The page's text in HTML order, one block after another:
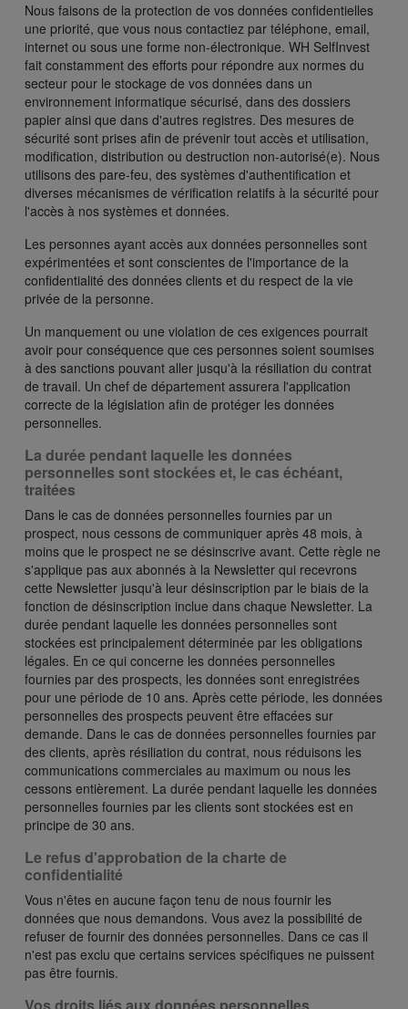
Nous faisons de la protection de vos données confidentielles
une priorité, que vous nous contactiez par téléphone, email,
internet ou sous une forme non-électronique. WH SelfInvest
fait constamment des efforts pour répondre aux normes du
secteur pour le stockage de vos données dans un
environnement informatique sécurisé, dans des dossiers
papier ainsi que dans d'autres registres. Des mesures de
sécurité sont prises afin de prévenir tout accès et utilisation,
modification, distribution ou destruction non-autorisé(e). Nous
utilisons des pare-feu, des systèmes d'authentification et
diverses mécanismes de vérification relatifs à la sécurité pour
l'accès à nos systèmes et données.
Les personnes ayant accès aux données personnelles sont
expérimentées et sont conscientes de l'importance de la
confidentialité des données clients et du respect de la vie
privée de la personne.
Un manquement ou une violation de ces exigences pourrait
avoir pour conséquence que ces personnes soient soumises
à des sanctions pouvant aller jusqu'à la résiliation du contrat
de travail. Un chef de département assurera l'application
correcte de la législation afin de protéger les données
personnelles.
La durée pendant laquelle les données
personnelles sont stockées et, le cas échéant,
traitées
Dans le cas de données personnelles fournies par un
prospect, nous cessons de communiquer après 48 mois, à
moins que le prospect ne se désinscrive avant. Cette règle ne
s'applique pas aux abonnés à la Newsletter qui recevrons
cette Newsletter jusqu'à leur désinscription par le biais de la
fonction de désinscription inclue dans chaque Newsletter. La
durée pendant laquelle les données personnelles sont
stockées est principalement déterminée par les obligations
légales. En ce qui concerne les données personnelles
fournies par des prospects, les données sont enregistrées
pour une période de 10 ans. Après cette période, les données
personnelles des prospects peuvent être effacées sur
demande. Dans le cas de données personnelles fournies par
des clients, après résiliation du contrat, nous réduisons les
communications commerciales au maximum ou nous les
cessons entièrement. La durée pendant laquelle les données
personnelles fournies par les clients sont stockées est en
principe de 30 ans.
Le refus d'approbation de la charte de
confidentialité
Vous n'êtes en aucune façon tenu de nous fournir les
données que nous demandons. Vous avez la possibilité de
refuser de fournir des données personnelles. Dans ce cas il
n'est pas exclu que certains services spécifiques ne puissent
pas être fournis.